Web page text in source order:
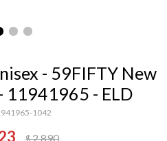
- 59FIFTY New
11941965 - ELD
1042
2.890